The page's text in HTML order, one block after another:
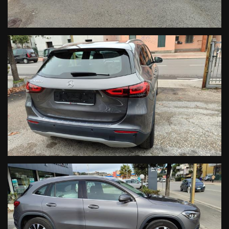
Sistema di allarme antifurto + monitoraggio interno / protezione
antitraino
Monitoraggio del veicolo (sistema di localizzazione del veicolo)
Impianto lavavetri riscaldato
Airbag laterali anteriori
Chiusura centralizzata con telecomando
Specchietti retrovisori esterni in tinta con la carrozzeria
Specchietti retrovisori esterni regolabili elettricamente Sedili
regolabili e riscaldabili - entrambi
Climatizzatore automatico (Thermatic)